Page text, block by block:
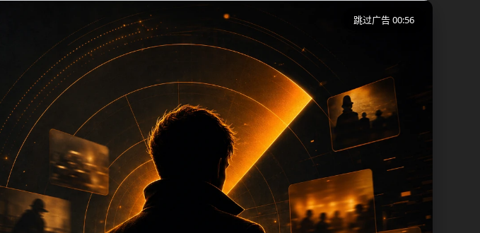
瓜展开，页面按照移动端浏览习惯整理标题、描述、图片和站内推荐。
最后通过上一篇、下一篇和热门推荐继续浏览。本页强调内容归集和主
图片说明、文件名、alt 和 title 均围绕主关键词、栏目词和文章标题生
坏图默认图兜底、标题重复过滤和 descrip
跳过广告 00:55